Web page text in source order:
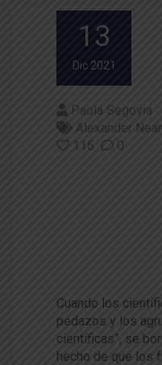
13
Dic 2021
Paola Segovia
Alexander
115
0
Cuando los
pedazos y los
científicas”, se
hecho de que los